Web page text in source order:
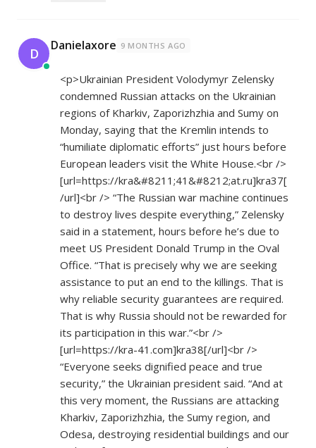
D Danielaxore 9 MONTHS AGO
<p>Ukrainian President Volodymyr Zelensky
condemned Russian attacks on the Ukrainian
regions of Kharkiv, Zaporizhzhia and Sumy on
Monday, saying that the Kremlin intends to
“humiliate diplomatic efforts” just hours before
European leaders visit the White House.<br />
[url=https://kra&#8211;41&#8212;at.ru]kra37[
/url]<br /> “The Russian war machine continues
to destroy lives despite everything,” Zelensky
said in a statement, hours before he’s due to
meet US President Donald Trump in the Oval
Office. “That is precisely why we are seeking
assistance to put an end to the killings. That is
why reliable security guarantees are required.
That is why Russia should not be rewarded for
its participation in this war.”<br />
[url=https://kra-41.com]kra38[/url]<br />
“Everyone seeks dignified peace and true
security,” the Ukrainian president said. “And at
this very moment, the Russians are attacking
Kharkiv, Zaporizhzhia, the Sumy region, and
Odesa, destroying residential buildings and our